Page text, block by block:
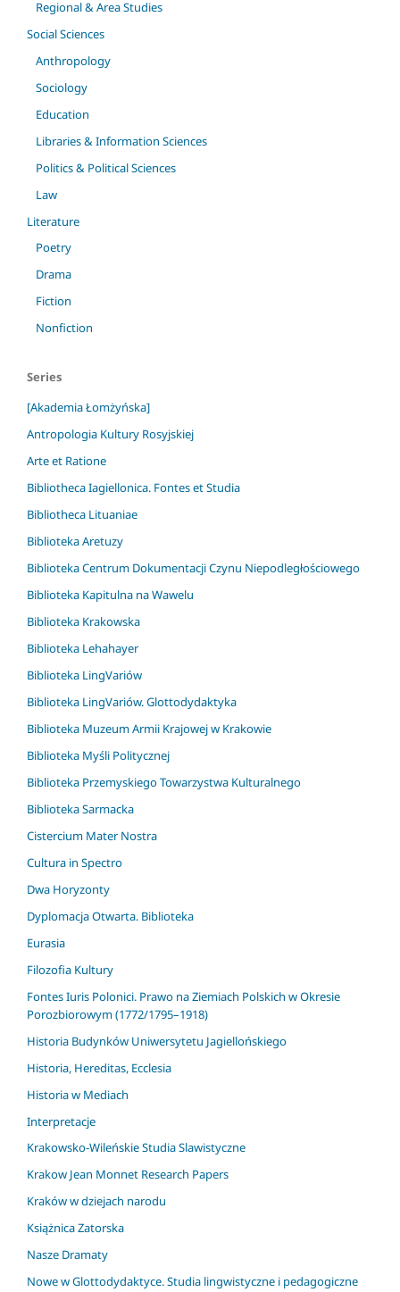
Regional & Area Studies
Social Sciences
Anthropology
Sociology
Education
Libraries & Information Sciences
Politics & Political Sciences
Law
Literature
Poetry
Drama
Fiction
Nonfiction
Series
[Akademia Łomżyńska]
Antropologia Kultury Rosyjskiej
Arte et Ratione
Bibliotheca Iagiellonica. Fontes et Studia
Bibliotheca Lituaniae
Biblioteka Aretuzy
Biblioteka Centrum Dokumentacji Czynu Niepodległościowego
Biblioteka Kapitulna na Wawelu
Biblioteka Krakowska
Biblioteka Lehahayer
Biblioteka LingVariów
Biblioteka LingVariów. Glottodydaktyka
Biblioteka Muzeum Armii Krajowej w Krakowie
Biblioteka Myśli Politycznej
Biblioteka Przemyskiego Towarzystwa Kulturalnego
Biblioteka Sarmacka
Cistercium Mater Nostra
Cultura in Spectro
Dwa Horyzonty
Dyplomacja Otwarta. Biblioteka
Eurasia
Filozofia Kultury
Fontes Iuris Polonici. Prawo na Ziemiach Polskich w Okresie
Porozbiorowym (1772/1795–1918)
Historia Budynków Uniwersytetu Jagiellońskiego
Historia, Hereditas, Ecclesia
Historia w Mediach
Interpretacje
Krakowsko-Wileńskie Studia Slawistyczne
Krakow Jean Monnet Research Papers
Kraków w dziejach narodu
Książnica Zatorska
Nasze Dramaty
Nowe w Glottodydaktyce. Studia lingwistyczne i pedagogiczne